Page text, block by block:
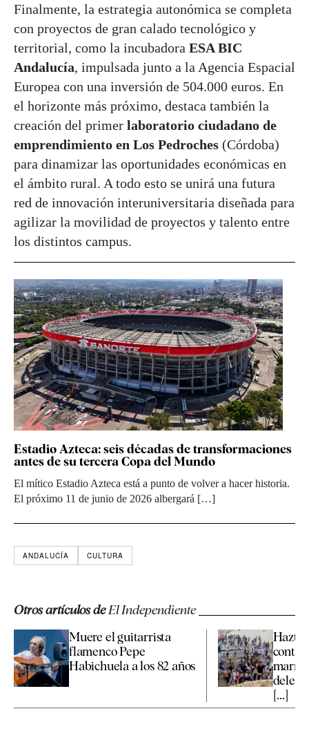
Finalmente, la estrategia autonómica se completa
con proyectos de gran calado tecnológico y
territorial, como la incubadora ESA BIC
Andalucía, impulsada junto a la Agencia Espacial
Europea con una inversión de 504.000 euros. En
el horizonte más próximo, destaca también la
creación del primer laboratorio ciudadano de
emprendimiento en Los Pedroches (Córdoba)
para dinamizar las oportunidades económicas en
el ámbito rural. A todo esto se unirá una futura
red de innovación interuniversitaria diseñada para
agilizar la movilidad de proyectos y talento entre
los distintos campus.
Estadio Azteca: seis décadas de transformaciones
antes de su tercera Copa del Mundo
El mítico Estadio Azteca está a punto de volver a hacer historia.
El próximo 11 de junio de 2026 albergará […]
ANDALUCÍA CULTURA
Otros artículos deEl Independiente
Muere el guitarrista
flamenco Pepe
Habichuela a los 82 años
Hazte
contra
[...]